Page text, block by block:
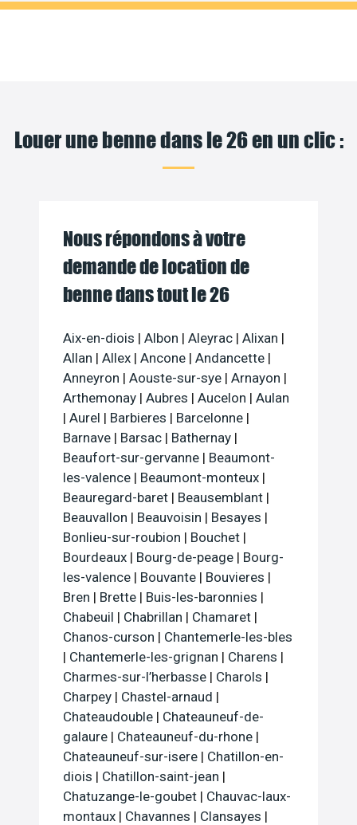
Louer une benne dans le 26 en un clic :
Nous répondons à votre
demande de location de
benne dans tout le 26
Aix-en-diois | Albon | Aleyrac | Alixan |
Allan | Allex | Ancone | Andancette |
Anneyron | Aouste-sur-sye | Arnayon |
Arthemonay | Aubres | Aucelon | Aulan
| Aurel | Barbieres | Barcelonne |
Barnave | Barsac | Bathernay |
Beaufort-sur-gervanne | Beaumont-
les-valence | Beaumont-monteux |
Beauregard-baret | Beausemblant |
Beauvallon | Beauvoisin | Besayes |
Bonlieu-sur-roubion | Bouchet |
Bourdeaux | Bourg-de-peage | Bourg-
les-valence | Bouvante | Bouvieres |
Bren | Brette | Buis-les-baronnies |
Chabeuil | Chabrillan | Chamaret |
Chanos-curson | Chantemerle-les-bles
| Chantemerle-les-grignan | Charens |
Charmes-sur-l’herbasse | Charols |
Charpey | Chastel-arnaud |
Chateaudouble | Chateauneuf-de-
galaure | Chateauneuf-du-rhone |
Chateauneuf-sur-isere | Chatillon-en-
diois | Chatillon-saint-jean |
Chatuzange-le-goubet | Chauvac-laux-
montaux | Chavannes | Clansayes |